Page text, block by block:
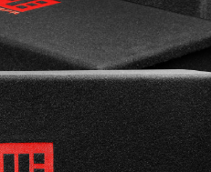
300
не более 0,4%